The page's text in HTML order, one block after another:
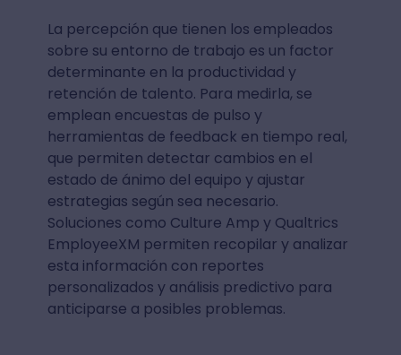
La percepción que tienen los empleados
sobre su entorno de trabajo es un factor
determinante en la productividad y
retención de talento. Para medirla, se
emplean encuestas de pulso y
herramientas de feedback en tiempo real,
que permiten detectar cambios en el
estado de ánimo del equipo y ajustar
estrategias según sea necesario.
Soluciones como Culture Amp y Qualtrics
EmployeeXM permiten recopilar y analizar
esta información con reportes
personalizados y análisis predictivo para
anticiparse a posibles problemas.